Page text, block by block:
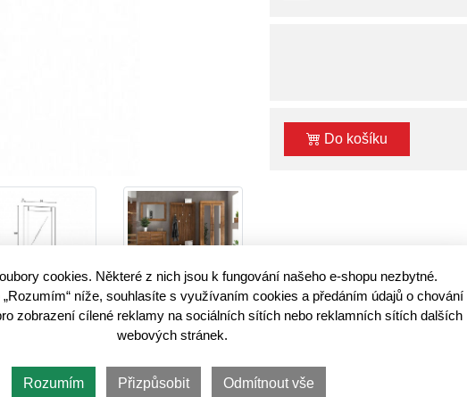
Do košíku
předsíně, máme pro vás skvělou volbu -zrcadlo Gent.Toto moderní zrcadlo
zejména co se menších místností týče. Navíc místnost prosvětlí a
cookies. Některé z nich jsou k fungování našeho e-shopu nezbytné.
níže, souhlasíte s využívaním cookies a předáním údajů o chování
zobrazení cílené reklamy na sociálních sítích nebo reklamních sítích dalších
webových stránek.
Rozumím Přizpůsobit Odmítnout vše